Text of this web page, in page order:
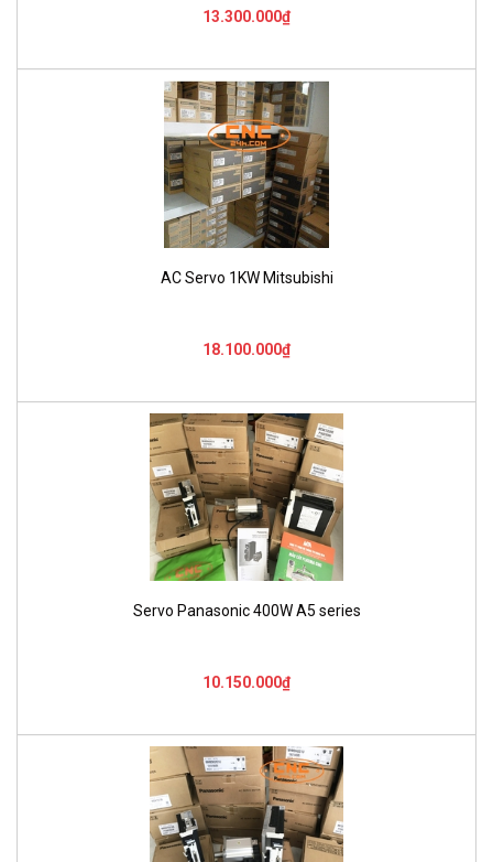
13.300.000₫
AC Servo 1KW Mitsubishi
18.100.000₫
Servo Panasonic 400W A5 series
10.150.000₫